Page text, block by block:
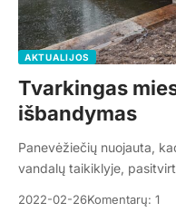
AKTUALIJOS
Tvarkingas
išbandymas
Panevėžiečių nuojauta,
vandalų taikiklyje,
2022-02-26Komentarų: 1